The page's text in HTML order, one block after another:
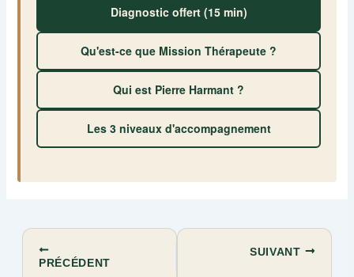
Diagnostic offert (15 min)
Qu'est-ce que Mission Thérapeute ?
Qui est Pierre Harmant ?
Les 3 niveaux d'accompagnement
PRÉCÉDENT
SUIVANT